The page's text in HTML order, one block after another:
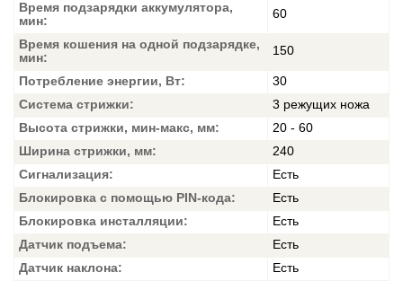
Время подзарядки аккумулятора,
мин:
60
Время кошения на одной подзарядке,
мин:
150
Потребление энергии, Вт:
30
Система стрижки:
3 режущих ножа
Высота стрижки, мин-макс, мм:
20 - 60
Ширина стрижки, мм:
240
Сигнализация:
Есть
Блокировка с помощью PIN-кода:
Есть
Блокировка инсталляции:
Есть
Датчик подъема:
Есть
Датчик наклона:
Есть